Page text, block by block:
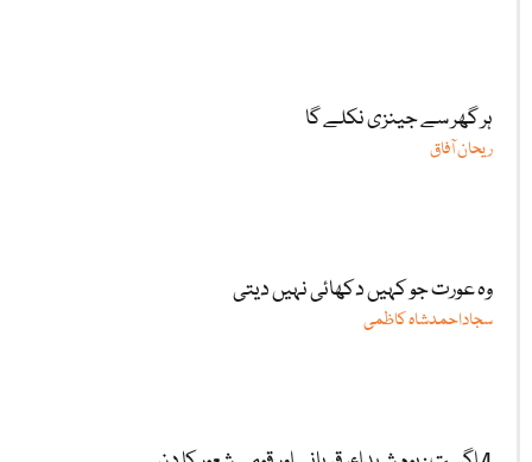
ہر گھر سے جینزی نکلے گا
ریحان آفاق
وہ عورت جو کہیں دکھائی نہیں دیتی
سجاداحمدشاہ کاظمی